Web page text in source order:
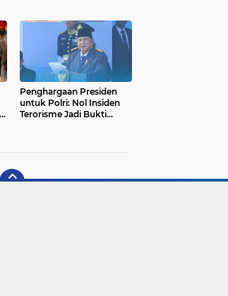
Harkamtibmas
Penghargaan Presiden
untuk Polri: Nol Insiden
Terorisme Jadi Bukti